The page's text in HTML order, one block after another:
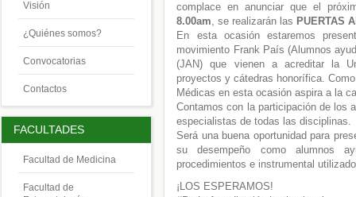
complace en anunciar que el
8.00am, se realizarán las PUERTAS
En esta ocasión estaremos
movimiento Frank País (Alumnos
(JAN) que vienen a acreditar la
proyectos y cátedras honorífica.
Médicas en esta ocasión aspira a la
Contamos con la participación de los
especialistas de todas las disciplinas.
Será una buena oportunidad para
su desempeño como alumnos
procedimientos e instrumental
¡LOS ESPERAMOS!
Visión
¿Quiénes somos?
Convocatorias
Contactos
FACULTADES
Facultad de Medicina
Facultad de